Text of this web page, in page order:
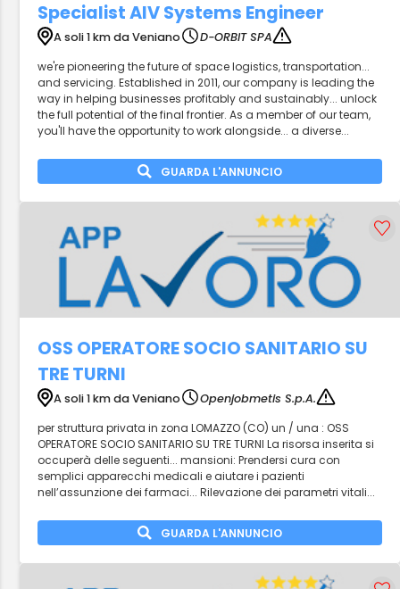
Specialist AIV Systems Engineer
A soli 1 km da Veniano
D-ORBIT SPA
we're pioneering the future of space logistics, transportation...
and servicing. Established in 2011, our company is leading the
way in helping businesses profitably and sustainably... unlock
the full potential of the final frontier. As a member of our team,
you'll have the opportunity to work alongside... a diverse...
GUARDA L'ANNUNCIO
OSS OPERATORE SOCIO SANITARIO SU
TRE TURNI
A soli 1 km da Veniano
Openjobmetis S.p.A.
per struttura privata in zona LOMAZZO (CO) un / una : OSS
OPERATORE SOCIO SANITARIO SU TRE TURNI La risorsa inserita si
occuperà delle seguenti... mansioni: Prendersi cura con
semplici apparecchi medicali e aiutare i pazienti
nell’assunzione dei farmaci... Rilevazione dei parametri vitali...
GUARDA L'ANNUNCIO